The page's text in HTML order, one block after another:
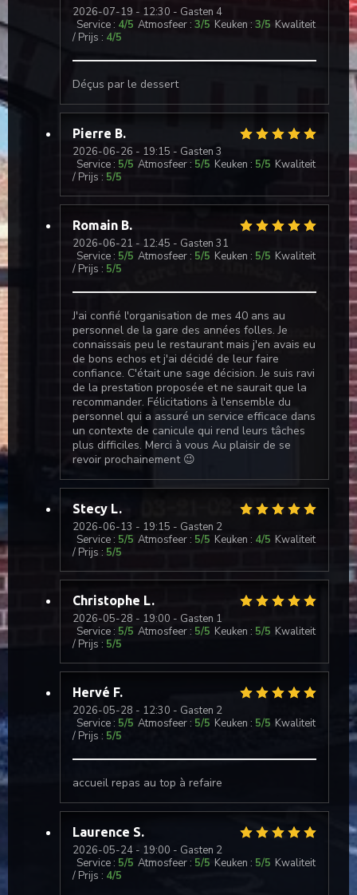
2026-07-19 - 12:30 - Gasten 4
Service : 4/5 Atmosfeer : 3/5 Keuken : 3/5 Kwaliteit
/ Prijs : 4/5
Déçus par le dessert
Pierre B
2026-06-26 - 19:15 - Gasten 3
Service : 5/5 Atmosfeer: 5/5 Keuken : 5/5 Kwaliteit
/ Prijs : 5/5
Romain B
2026-06-21 - 12:45 - Gasten 31
Service : 5/5 Atmosfeer : 5/5 Keuken : 5/5 Kwaliteit
/ Prijs : 5/5
J'ai confié l'organisation de mes 40 ans au
personnel de la gare des années folles. Je
connaissais peu le restaurant mais j'en avais eu
de bons echos et j'ai décidé de leur faire
confiance. C'était une sage décision. Je suis ravi
de la prestation proposée et ne saurait que la
recommander. Félicitations à l'ensemble du
personnel qui a assuré un service efficace dans
un contexte de canicule qui rend leurs tâches
plus difficiles. Merci à vous Au plaisir de se
revoir prochainement 😉
Stecy L
2026-06-13 - 19:15 - Gasten 2
Service : 5/5 Atmosfeer : 5/5 Keuken : 4/5 Kwaliteit
/ Prijs : 5/5
Christophe L
2026-05-28 - 19:00 - Gasten 1
Service : 5/5 Atmosfeer : 5/5 Keuken : 5/5 Kwaliteit
/ Prijs : 5/5
Hervé F
2026-05-28 - 12:30 - Gasten 2
Service: 5/5 Atmosfeer: 5/5 Keuken : 5/5 Kwaliteit
/ Prijs : 5/5
accueil repas au top à refaire
Laurence S
2026-05-24 - 19:00 - Gasten 2
Service : 5/5 Atmosfeer : 5/5 Keuken : 5/5 Kwaliteit
/ Prijs : 4/5